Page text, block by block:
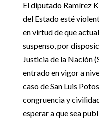
El diputado Ramírez
del Estado esté
en virtud de que
suspenso, por
Justicia de la Nación
entrado en vigor a
caso de San Luis
congruencia y
esperar a que sea